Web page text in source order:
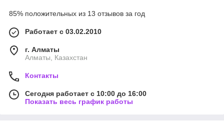
85% положительных из 13 отзывов за год
Работает с 03.02.2010
г. Алматы
Алматы, Казахстан
Контакты
Сегодня работает с 10:00 до 16:00
Показать весь график работы